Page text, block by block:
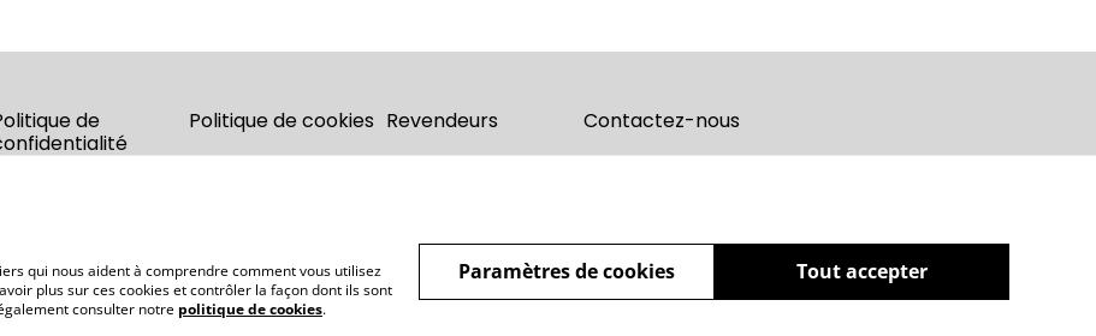
de
Politique de cookies Revendeurs Contactez-nous
qui nous aident à comprendre comment vous utilisez
plus sur ces cookies et contrôler la façon dont ils sont
consulter notre politique de cookies.
Tout accepter
Paramètres de cookies